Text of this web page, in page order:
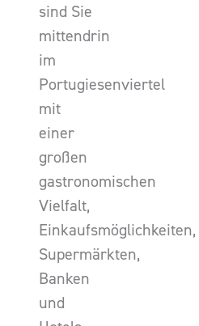
sind Sie
mittendrin
im
Portugiesenviertel
mit
einer
großen
gastronomischen
Vielfalt,
Einkaufsmöglichkeiten,
Supermärkten,
Banken
und